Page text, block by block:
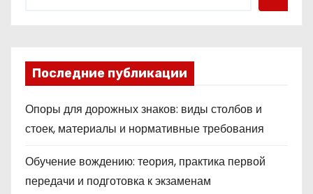
Последние публикации
Опоры для дорожных знаков: виды столбов и
стоек, материалы и нормативные требования
Обучение вождению: теория, практика первой
передачи и подготовка к экзаменам